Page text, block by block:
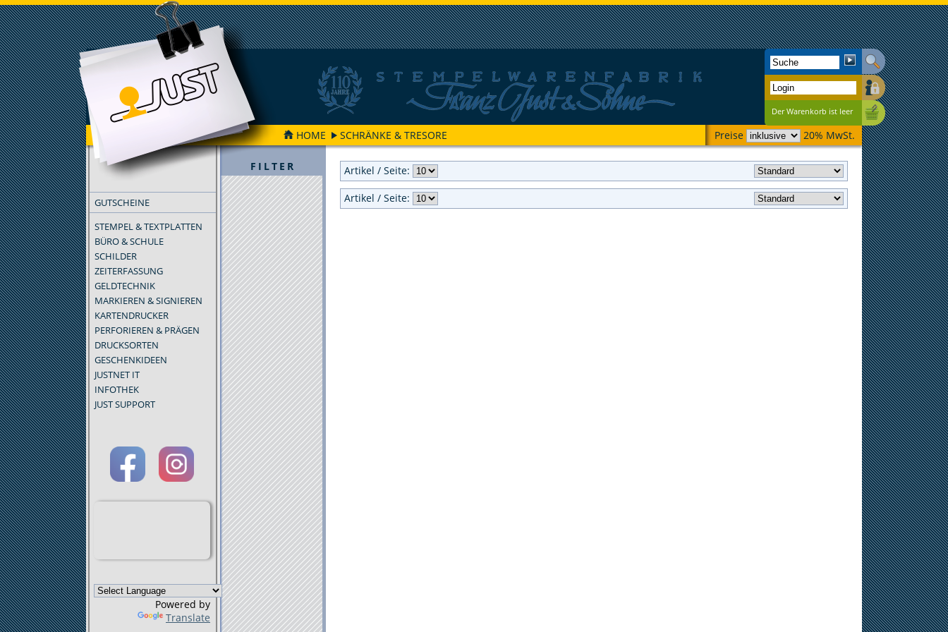
Der Warenkorb ist leer
Preise 20% MwSt.
HOME SCHRÄNKE & TRESORE
GUTSCHEINE
STEMPEL & TEXTPLATTEN
BÜRO & SCHULE
SCHILDER
ZEITERFASSUNG
GELDTECHNIK
MARKIEREN & SIGNIEREN
KARTENDRUCKER
PERFORIEREN & PRÄGEN
DRUCKSORTEN
GESCHENKIDEEN
JUSTNET IT
INFOTHEK
JUST SUPPORT
Powered by
Translate
FILTER Artikel / Seite:
Artikel / Seite: